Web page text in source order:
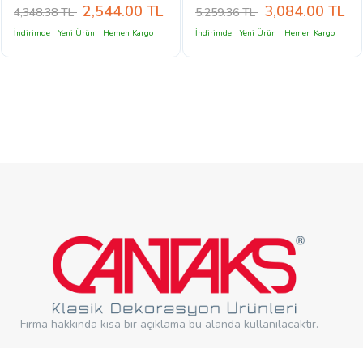
4,348.38 TL 2,544.00 TL
İndirimde Yeni Ürün Hemen Kargo
5,259.36 TL 3,084.00 TL
İndirimde Yeni Ürün Hemen Kargo
Firma hakkında kısa bir açıklama bu alanda kullanılacaktır.